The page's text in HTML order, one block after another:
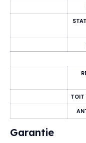
TOIT
Garantie